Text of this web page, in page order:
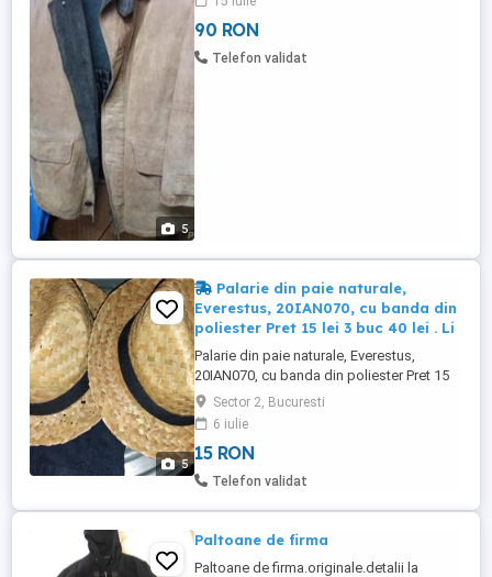
5
URBNDIST - 90 RON Haina piele naturala -
marimea XL - Buxter 175 RON Haina piele
naturala - marimea XL - Pall Mall 250 RON
90 RON
Telefon validat
5
Palarie din paie naturale,
Everestus, 20IAN070, cu banda din
poliester Pret 15 lei 3 buc 40 lei . Li
Palarie din paie naturale, Everestus,
20IAN070, cu banda din poliester Pret 15
lei 3 buc 40 lei . Livrare gratis in Bucuresti
la Bucur Obor sau prin curier. Telefon
Peste 5 produse din anunturi 10%
reducere.
Sector 2, Bucuresti
6 iulie
15 RON
Telefon validat
Paltoane de firma
Paltoane de firma.originale.detalii la